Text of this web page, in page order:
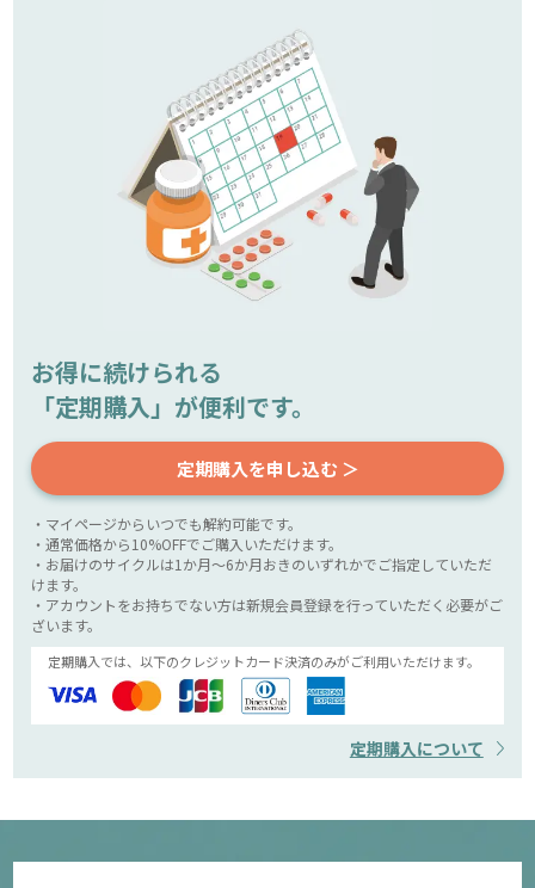
お得に続けられる
「定期購入」が便利です。
定期購入を申し込む ＞
・マイページからいつでも解約可能です。
・通常価格から10%OFFでご購入いただけます。
・お届けのサイクルは1か月～6か月おきのいずれかでご指定していただ
けます。
・アカウントをお持ちでない方は新規会員登録を行っていただく必要がご
ざいます。
定期購入では、以下のクレジットカード決済のみがご利用いただけます。
定期購入について